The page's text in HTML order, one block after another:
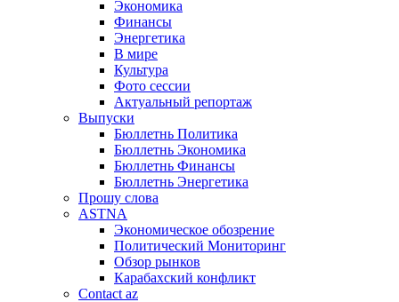
Экономика
Финансы
Энергетика
В мире
Культура
Фото сессии
Актуальный репортаж
Выпуски
Бюллетнь Политика
Бюллетнь Экономика
Бюллетнь Финансы
Бюллетнь Энергетика
Прошу слова
ASTNA
Экономическое обозрение
Политический Мониторинг
Обзор рынков
Карабахский конфликт
Contact az